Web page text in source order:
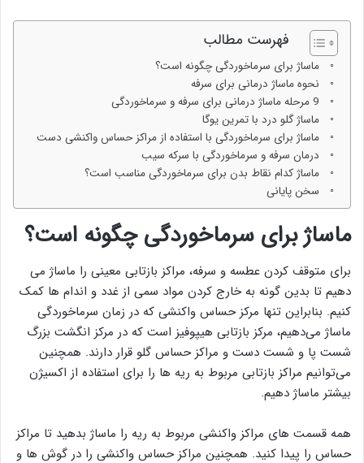
فهرست مطالب
ماساژ برای سرماخوردگی چگونه است؟
نحوه ماساژ درمانی برای سرفه
9 مرحله ماساژ درمانی برای سرفه و سرماخوردگی
ماساژ گلو درد با تمرین یوگا
ماساژ برای سرماخوردگی با استفاده از مراکز حساس واکنشی دست
درمان سرفه و سرماخوردگی با سرکه سیب
ماساژ کدام نقاط بدن برای سرماخوردگی مناسب است؟
سخن پایانی
ماساژ برای سرماخوردگی چگونه است؟
برای متوقف کردن عطسه و سرفه، مراکز بازتابی معینی را ماساژ می
دهیم تا بدین گونه به خارج کردن مواد سمی از غدد و اندام ها کمک
کنیم. بنابراین تنها مرکز حساس واکنشی که در زمان سرماخوردگی
ماساژ می‌دهیم، مرکز بازتابی هیپوفیز است که در مرکز انگشت بزرگ
شست پا و شست دست و مراکز حساس گلو قرار دارند. همچنین
می‌توانیم مراکز بازتابی مربوط به ریه ها را برای استفاده از اکسیژن
بیشتر ماساژ دهیم.
همه قسمت های مراکز واکنشی مربوط به ریه را ماساژ بدهید تا مراکز
حساس را پیدا کنید. همچنین مراکز حساس واکنشی را در گوش ها و